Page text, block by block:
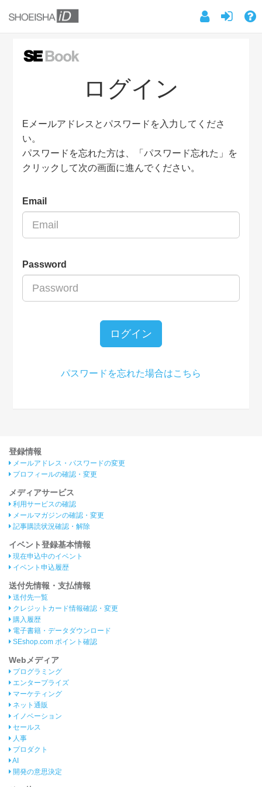
ログイン
Eメールアドレスとパスワードを入力してくださ
い。
パスワードを忘れた方は、「パスワード忘れた」を
クリックして次の画面に進んでください。
Email
Password
ログイン
パスワードを忘れた場合はこちら
登録情報
メールアドレス・パスワードの変更
プロフィールの確認・変更
メディアサービス
利用サービスの確認
メールマガジンの確認・変更
記事購読状況確認・解除
イベント登録基本情報
現在申込中のイベント
イベント申込履歴
送付先情報・支払情報
送付先一覧
クレジットカード情報確認・変更
購入履歴
電子書籍・データダウンロード
SEshop.com ポイント確認
Webメディア
プログラミング
エンタープライズ
マーケティング
ネット通販
イノベーション
セールス
人事
プロダクト
AI
開発の意思決定